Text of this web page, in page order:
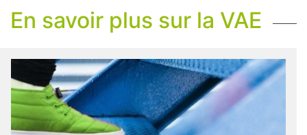
En savoir plus sur la VAE